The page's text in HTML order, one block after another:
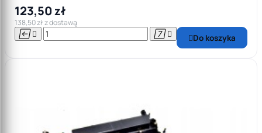
123,50 zł
138,50 zł z dostawą
    Do koszyka